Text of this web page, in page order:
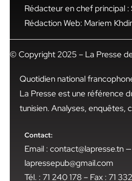
Rédacteur en chef principal :
Rédaction Web: Mariem
© Copyright 2025 – La Presse
Quotidien national
La Presse est une référence
tunisien. Analyses, enquêtes,
Contact:
Email : contact@lapresse.tn —
lapressepub@gmail.com
Tél. : 71 240 178 – Fax : 71